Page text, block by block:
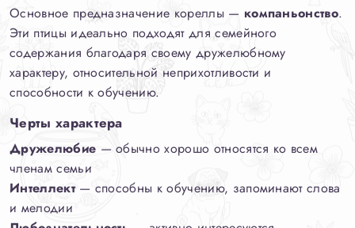
Основное предназначение кореллы — компаньонство.
Эти птицы идеально подходят для семейного
содержания благодаря своему дружелюбному
характеру, относительной неприхотливости и
способности к обучению.
Черты характера
Дружелюбие — обычно хорошо относятся ко всем
членам семьи
Интеллект— способны к обучению, запоминают слова
и мелодии